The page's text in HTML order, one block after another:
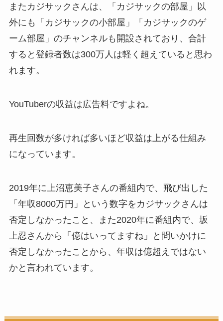
またカジサックさんは、「カジサックの部屋」以
外にも「カジサックの小部屋」「カジサックのゲ
ーム部屋」のチャンネルも開設されており、合計
すると登録者数は300万人は軽く超えていると思わ
れます。
YouTuberの収益は広告料ですよね。
再生回数が多ければ多いほど収益は上がる仕組み
になっています。
2019年に上沼恵美子さんの番組内で、飛び出した
「年収8000万円」という数字をカジサックさんは
否定しなかったこと、また2020年に番組内で、坂
上忍さんから「億はいってますね」と問いかけに
否定しなかったことから、年収は億超えではない
かと言われています。